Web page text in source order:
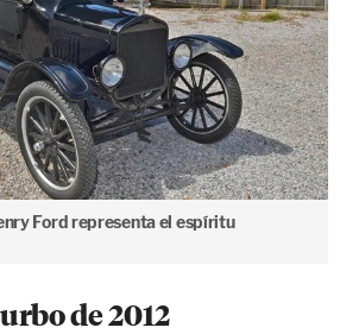
Ford representa el espíritu
de 2012